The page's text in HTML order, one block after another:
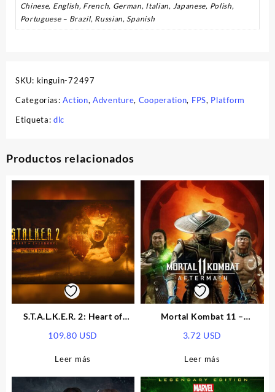
Chinese, English, French, German, Italian, Japanese, Polish,
Portuguese – Brazil, Russian, Spanish
SKU: kinguin-72497
Categorías:Action,Adventure, Cooperation, FPS, Platform
Etiqueta:dlc
Productos relacionados
S.T.A.L.K.E.R. 2: Heart of
PRE-ORDER EU Xbox Series
X|S CD Key
109.80 USD
Leer más
Mortal Kombat 11 –
Key
3.72 USD
Leer más